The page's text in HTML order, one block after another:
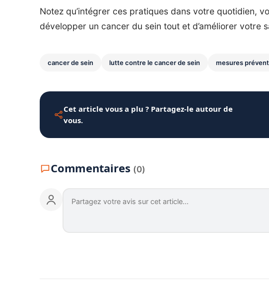
Notez qu’intégrer ces pratiques dans votre quotidien,
développer un cancer du sein tout et d’améliorer votre
cancer de sein lutte contre le cancer de sein mesures
Cet article vous a plu ? Partagez-le autour de
vous.
Commentaires (0)